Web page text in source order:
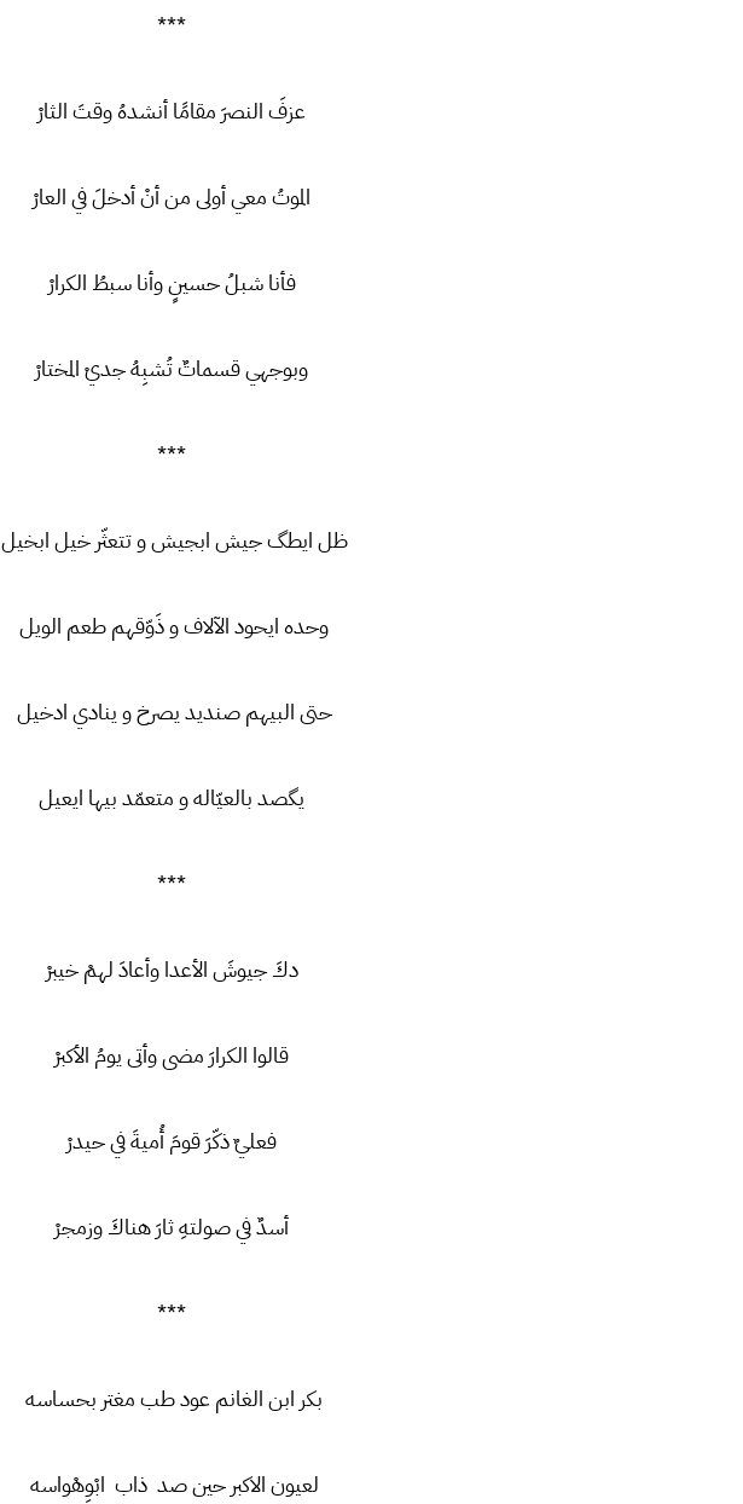
***
عزفَ النصرَ مقامًا أنشدهُ وقتَ الثارْ
الموتُ معي أولى من أنْ أدخلَ في العارْ
فأنا شبلُ حسينٍ وأنا سبطُ الكرارْ
وبوجهي قسماتٌ تُشبِهُ جديْ المختارْ
***
ظل ایطگ جیش ابجیش و تتعثّر خیل ابخیل
وحده ايحود الآلاف و ذَوّقهم طعم الويل
حتى البيهم صنديد يصرخ و ينادي ادخيل
يگصد بالعيّاله و متعمّد بيها ايعيل
***
دكَ جيوشَ الأعدا وأعادَ لهمْ خيبرْ
قالوا الكرارَ مضى وأتى يومُ الأكبرْ
فعليٌ ذكّرَ قومَ أُميةَ في حيدرْ
أسدٌ في صولتهِ ثارَ هناكَ وزمجرْ
***
بكر ابن الغانم عود طب مغتر بحساسه
لعيون الاكبر حين صد ذاب ابْوِهْواسه